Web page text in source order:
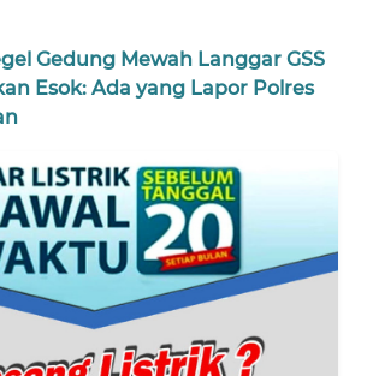
Gedung Mewah Langgar GSS
Esok: Ada yang Lapor Polres